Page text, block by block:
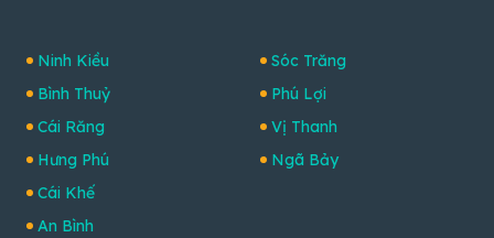
Ninh Kiều
Bình Thuỷ
Cái Răng
Hưng Phú
Cái Khế
An Bình
Sóc Trăng
Phú Lợi
Vị Thanh
Ngã Bảy